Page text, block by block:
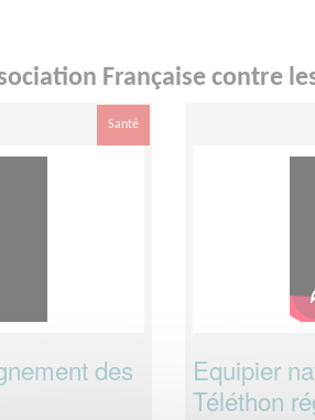
Française contre
Santé
des
Equipier
Téléthon